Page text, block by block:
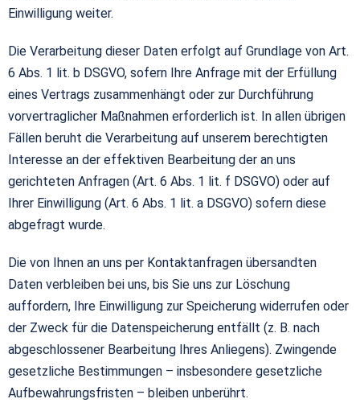
Einwilligung weiter.
Die Verarbeitung dieser Daten erfolgt auf Grundlage von Art.
6 Abs. 1 lit. b DSGVO, sofern Ihre Anfrage mit der Erfüllung
eines Vertrags zusammenhängt oder zur Durchführung
vorvertraglicher Maßnahmen erforderlich ist. In allen übrigen
Fällen beruht die Verarbeitung auf unserem berechtigten
Interesse an der effektiven Bearbeitung der an uns
gerichteten Anfragen (Art. 6 Abs. 1 lit. f DSGVO) oder auf
Ihrer Einwilligung (Art. 6 Abs. 1 lit. a DSGVO) sofern diese
abgefragt wurde.
Die von Ihnen an uns per Kontaktanfragen übersandten
Daten verbleiben bei uns, bis Sie uns zur Löschung
auffordern, Ihre Einwilligung zur Speicherung widerrufen oder
der Zweck für die Datenspeicherung entfällt (z. B. nach
abgeschlossener Bearbeitung Ihres Anliegens). Zwingende
gesetzliche Bestimmungen – insbesondere gesetzliche
Aufbewahrungsfristen – bleiben unberührt.